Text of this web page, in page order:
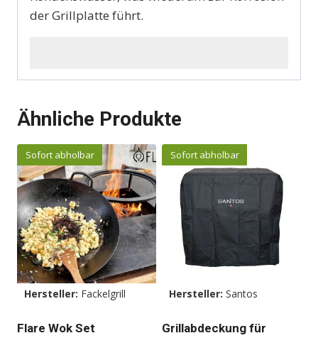
der Grillplatte führt.
Ähnliche Produkte
Sofort abholbar
Hersteller: Fackelgrill
Flare Wok Set
Sofort abholbar
Hersteller: Santos
Grillabdeckung für